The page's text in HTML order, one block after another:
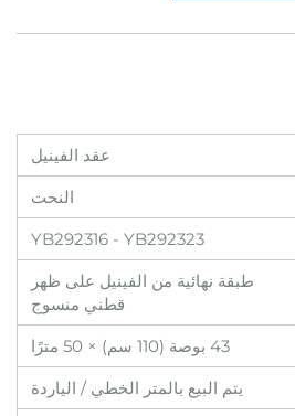
عقد الفينيل
النحت
YB292316 - YB292323
طبقة نهائية من الفينيل على ظهر
قطني منسوج
43 بوصة (110 سم) × 50 مترًا
يتم البيع بالمتر الخطي / الياردة